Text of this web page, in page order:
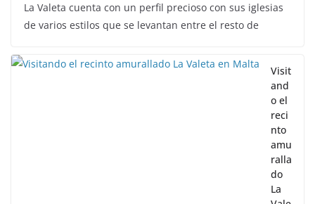
La Valeta cuenta con un perfil precioso con sus iglesias
de varios estilos que se levantan entre el resto de
Visit
and
o el
reci
nto
amu
ralla
do
La